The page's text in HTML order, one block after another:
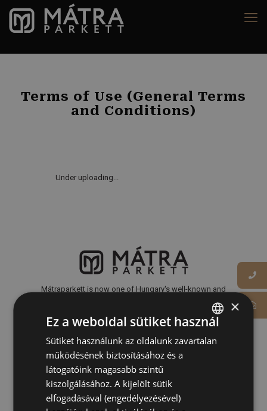
Terms of Use (General Terms
and Conditions)
Under uploading...
Mátraparkett is now one of Hungary's well-known and
Phone : Show
Email: Show
3200 Gyöngyös, Kőkút u. 11.
HUNGARIAN
×
Ez a weboldal sütiket használ
Sütiket használunk az oldalunk zavartalan
működésének biztosításához és a
látogatóink magasabb szintű
kiszolgálásához. A kijelölt sütik
elfogadásával (engedélyezésével)